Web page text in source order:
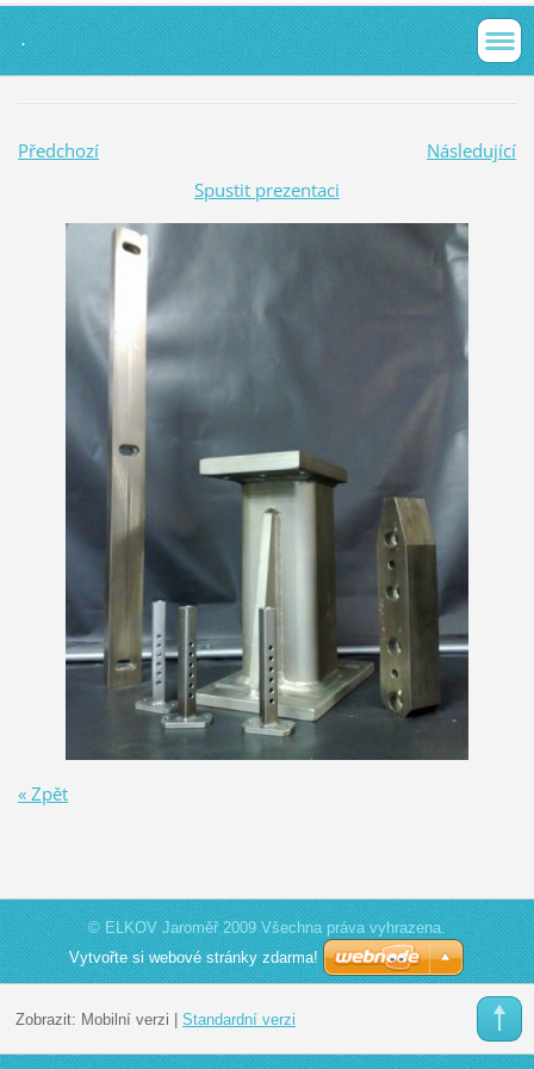
.
Předchozí
Následující
Spustit prezentaci
« Zpět
© ELKOV Jaroměř 2009 Všechna práva vyhrazena.
Vytvořte si webové stránky zdarma!
Zobrazit: Mobilní verzi Standardní verzi